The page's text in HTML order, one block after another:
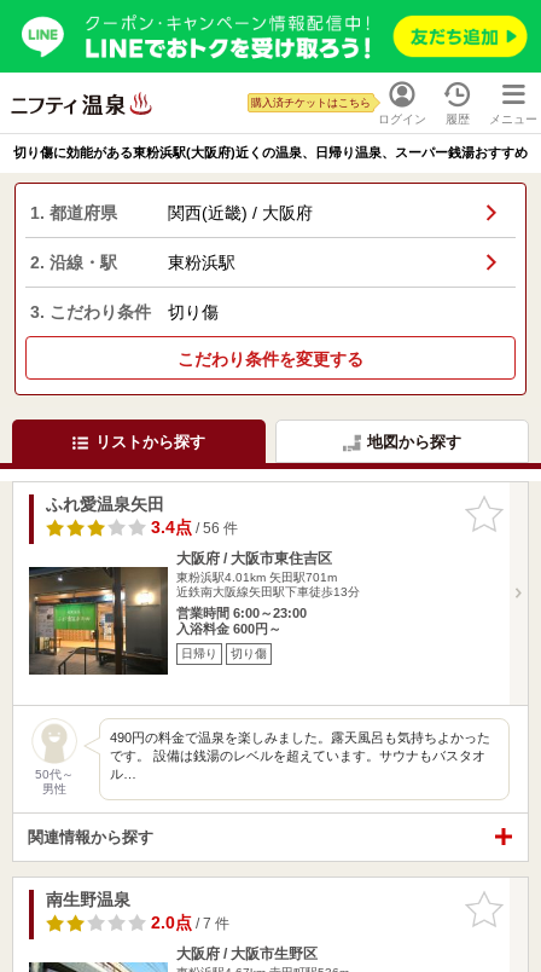
ログイン
購入済チケットはこちら
履歴 メニュー
切り傷に効能がある東粉浜駅(大阪府)近くの温泉、日帰り温泉、スーパー銭湯おすすめ
1. 都道府県 関西(近畿) / 大阪府
2. 沿線・駅 東粉浜駅
3. こだわり条件 切り傷
こだわり条件を変更する
リストから探す 地図から探す
お気に入
りに追加
ふれ愛温泉矢田
3.4点/ 56 件
大阪府 / 大阪市東住吉区
東粉浜駅4.01km 矢田駅701m
近鉄南大阪線矢田駅下車徒歩13分
営業時間 6:00～23:00
入浴料金 600円～
日帰り 切り傷
50代～
男性
490円の料金で温泉を楽しみました。露天風呂も気持ちよかった
です。 設備は銭湯のレベルを超えています。サウナもバスタオ
ル…
関連情報から探す
お気に入
りに追加
南生野温泉
2.0点/ 7 件
大阪府 / 大阪市生野区